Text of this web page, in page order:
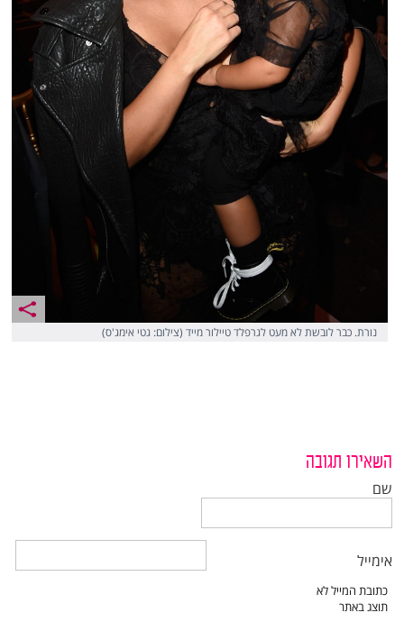
נורת. כבר לובשת לא מעט לגרפלד טיילור מייד (צילום: גטי אימג'ס)
השאירו תגובה
שם
אימייל